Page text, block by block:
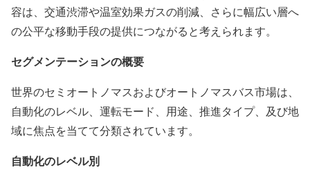
容は、交通渋滞や温室効果ガスの削減、さらに幅広い層へ
の公平な移動手段の提供につながると考えられます。
セグメンテーションの概要
世界のセミオートノマスおよびオートノマスバス市場は、
自動化のレベル、運転モード、用途、推進タイプ、及び地
域に焦点を当てて分類されています。
自動化のレベル別